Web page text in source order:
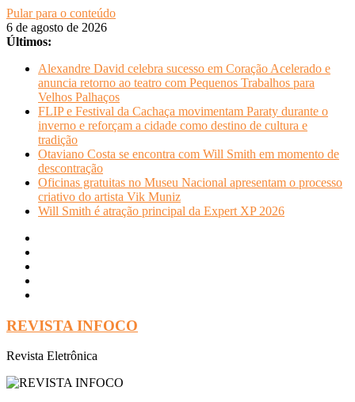
Pular para o conteúdo
6 de agosto de 2026
Últimos:
Alexandre David celebra sucesso em Coração Acelerado e
anuncia retorno ao teatro com Pequenos Trabalhos para
Velhos Palhaços
FLIP e Festival da Cachaça movimentam Paraty durante o
inverno e reforçam a cidade como destino de cultura e
tradição
Otaviano Costa se encontra com Will Smith em momento de
descontração
Oficinas gratuitas no Museu Nacional apresentam o processo
criativo do artista Vik Muniz
Will Smith é atração principal da Expert XP 2026
REVISTA INFOCO
Revista Eletrônica